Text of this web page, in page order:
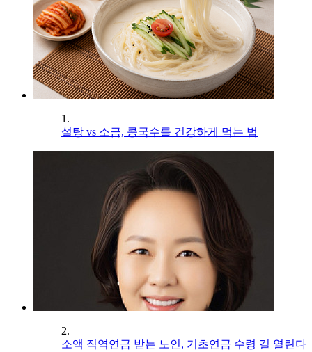
1.
설탕 vs 소금, 콩국수를 건강하게 먹는 법
2.
소액 직역연금 받는 노인, 기초연금 수령 길 열린다